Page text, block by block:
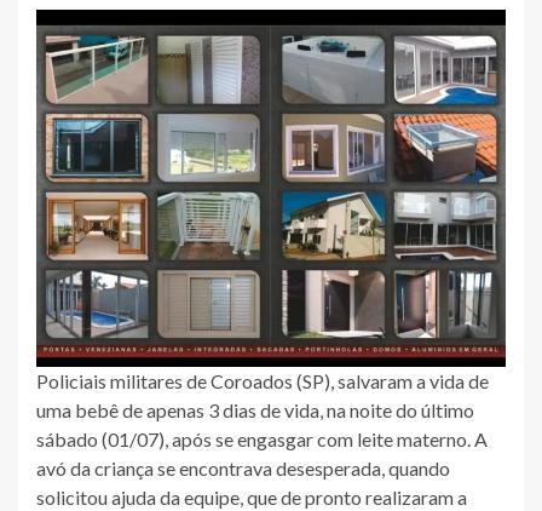
Policiais militares de Coroados (SP), salvaram a vida de
uma bebê de apenas 3 dias de vida, na noite do último
sábado (01/07), após se engasgar com leite materno. A
avó da criança se encontrava desesperada, quando
solicitou ajuda da equipe, que de pronto realizaram a